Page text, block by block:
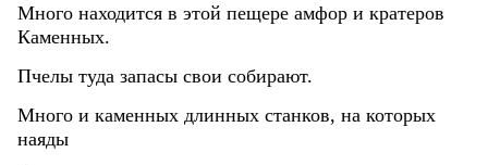
Много находится в этой пещере амфор и кратеров
Каменных.
Пчелы туда запасы свои собирают.
Много и каменных длинных станков, на которых
наяды